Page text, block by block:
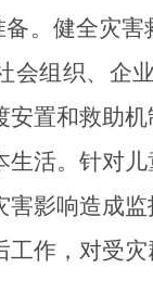
。健全灾
会组织、企
安置和救助
生活。针对
害影响造成
工作，对受